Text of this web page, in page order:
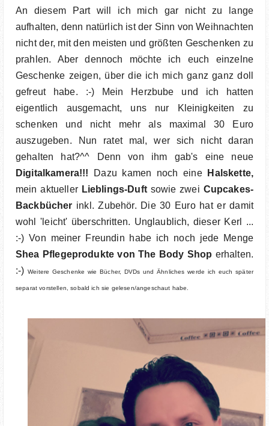
An diesem Part will ich mich gar nicht zu lange
aufhalten, denn natürlich ist der Sinn von Weihnachten
nicht der, mit den meisten und größten Geschenken zu
prahlen. Aber dennoch möchte ich euch einzelne
Geschenke zeigen, über die ich mich ganz ganz doll
gefreut habe. :-) Mein Herzbube und ich hatten
eigentlich ausgemacht, uns nur Kleinigkeiten zu
schenken und nicht mehr als maximal 30 Euro
auszugeben. Nun ratet mal, wer sich nicht daran
gehalten hat?^^ Denn von ihm gab's eine neue
Digitalkamera!!! Dazu kamen noch eine
Halskette,
mein aktueller Lieblings-Duftsowie zwei Cupcakes-
Backbücher inkl. Zubehör. Die 30 Euro hat er damit
wohl 'leicht' überschritten. Unglaublich, dieser Kerl ...
:-) Von meiner Freundin habe ich noch jede Menge
Shea Pflegeprodukte von The Body Shop erhalten.
:-)Weitere Geschenke wie Bücher, DVDs und Ähnliches werde ich euch später
separat vorstellen, sobald ich sie gelesen/angeschaut habe.